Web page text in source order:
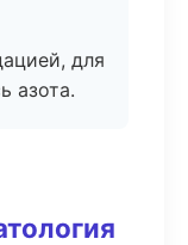
для
азота.